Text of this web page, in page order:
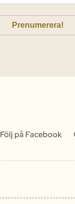
Följ på Facebook